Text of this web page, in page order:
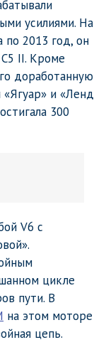
усилиями. На
по 2013 год, он
II. Кроме
доработанную
и «Ленд
300
V6 с
цикле
пути. В
на этом моторе
цепь.